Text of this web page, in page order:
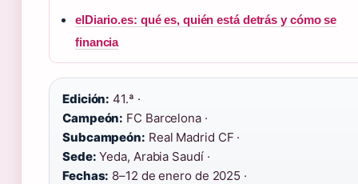
elDiario.es: qué es, quién está detrás y cómo se
financia
Edición: 41.ª ·
Campeón: FC Barcelona ·
Subcampeón: Real Madrid CF ·
Sede: Yeda, Arabia Saudí ·
Fechas: 8–12 de enero de 2025 ·